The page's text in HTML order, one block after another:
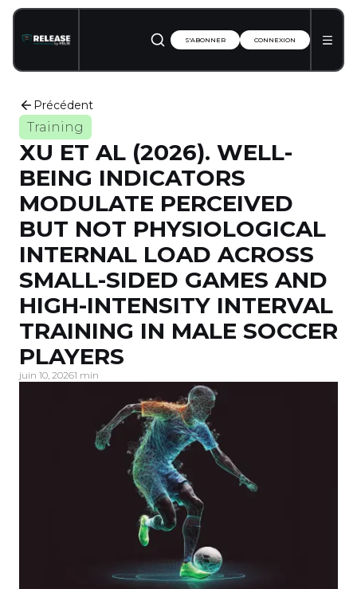
S'ABONNER CONNEXION
Précédent
Training
XU ET AL (2026). WELL-
BEING INDICATORS
MODULATE PERCEIVED
BUT NOT PHYSIOLOGICAL
INTERNAL LOAD ACROSS
SMALL-SIDED GAMES AND
HIGH-INTENSITY INTERVAL
TRAINING IN MALE SOCCER
PLAYERS
juin 10, 20261 min